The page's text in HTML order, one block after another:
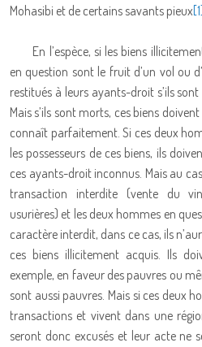
Mohasibi et de certains savants pieux[1]
En l’espèce, si les biens
en question sont le fruit d’un vol ou
restitués à leurs ayants-droit s’ils
Mais s’ils sont morts, ces biens
connaît parfaitement. Si ces deux
les possesseurs de ces biens, ils
ces ayants-droit inconnus. Mais au
transaction interdite (vente du
usurières) et les deux hommes en
caractère interdit, dans ce cas, ils
ces biens illicitement acquis. Ils
exemple, en faveur des pauvres ou
sont aussi pauvres. Mais si ces deux
transactions et vivent dans une
seront donc excusés et leur acte ne